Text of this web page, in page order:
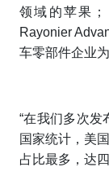
领域的苹果
Rayonier
车零部件企业
“在我们多次发
国家统计，美
占比最多，达